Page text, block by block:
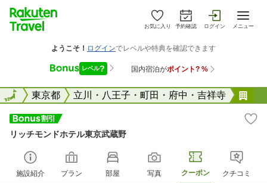
お気に入り 予約確認 ログイン メニュー
全国東京都 立川・八王子・町田・府中・吉祥寺
全国
リッチモンドホテル東京武蔵野
施設紹介 プラン 部屋 写真 クーポン クチコミ